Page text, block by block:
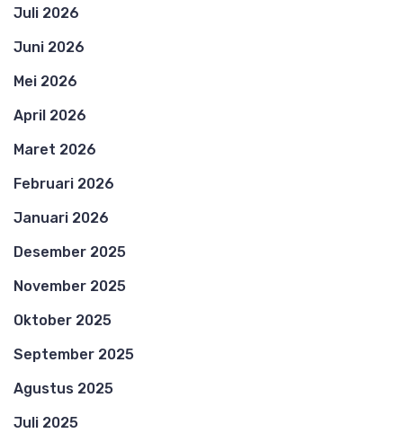
Juli 2026
Juni 2026
Mei 2026
April 2026
Maret 2026
Februari 2026
Januari 2026
Desember 2025
November 2025
Oktober 2025
September 2025
Agustus 2025
Juli 2025